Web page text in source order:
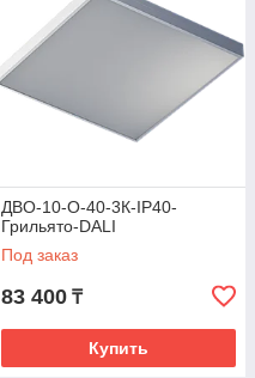
ДВО-10-О-40-3К-IP40-
Грильято-DALI
Под заказ
83 400 ₸
Купить